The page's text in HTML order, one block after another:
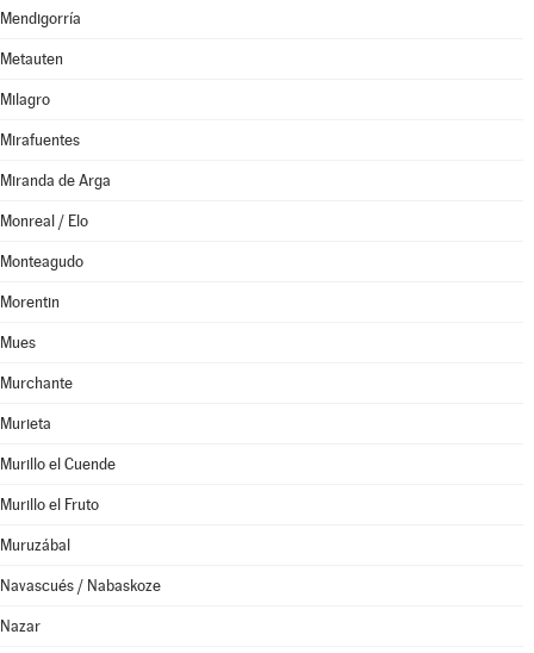
Mendigorría
Metauten
Milagro
Mirafuentes
Miranda de Arga
Monreal / Elo
Monteagudo
Morentin
Mues
Murchante
Murieta
Murillo el Cuende
Murillo el Fruto
Muruzábal
Navascués / Nabaskoze
Nazar